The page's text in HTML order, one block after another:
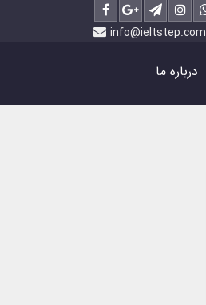
info@ieltstep.com
درباره ما